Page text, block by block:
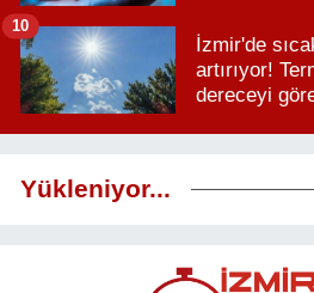
İzmir'de
artırıyor!
dereceyi
10
Yükleniyor...